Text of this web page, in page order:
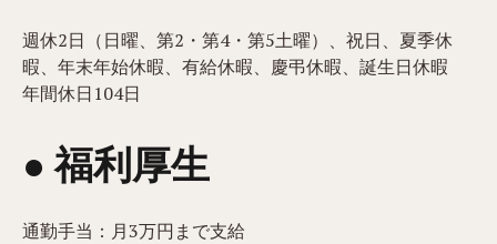
週休2日（日曜、第2・第4・第5土曜）、祝日、夏季休
暇、年末年始休暇、有給休暇、慶弔休暇、誕生日休暇
年間休日104日
● 福利厚生
通勤手当：月3万円まで支給